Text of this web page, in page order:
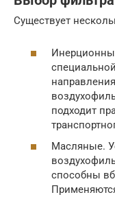
Существует
подходит
Масляные.
способны